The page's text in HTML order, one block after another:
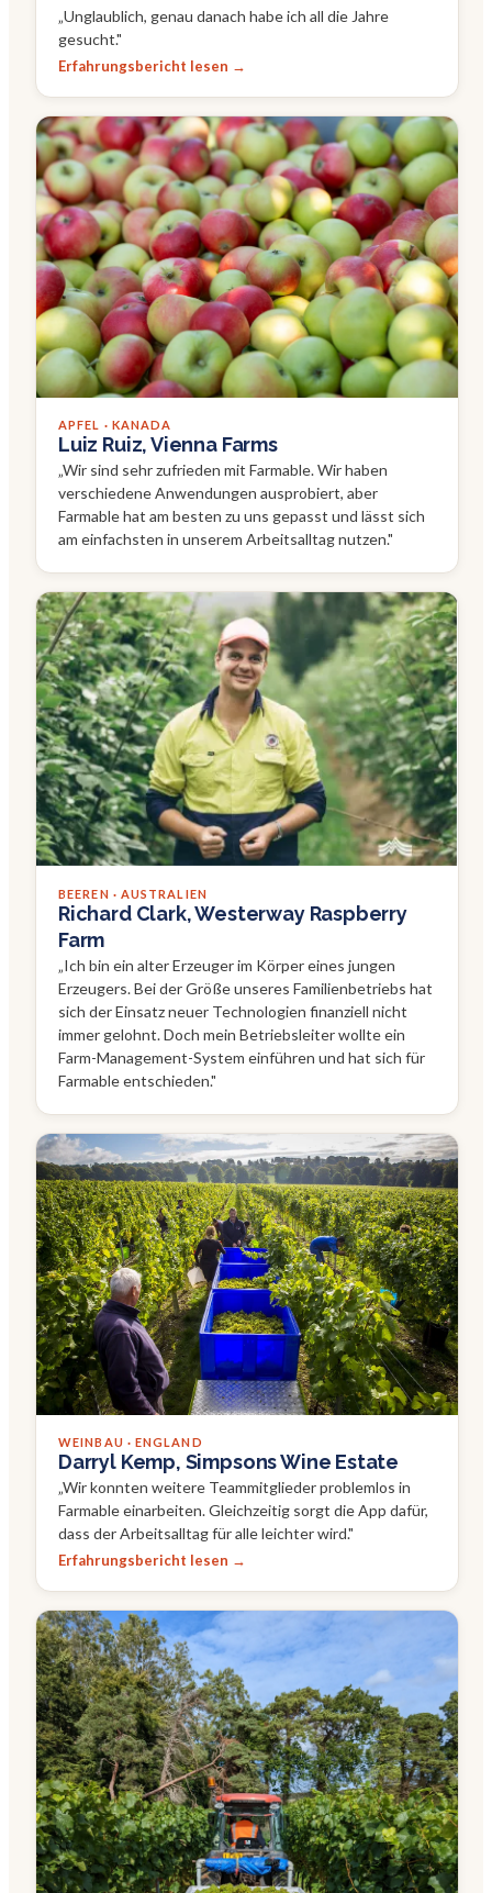
„Unglaublich, genau danach habe ich all die Jahre
gesucht."
Erfahrungsbericht lesen →
APFEL · KANADA
Luiz Ruiz, Vienna Farms
„Wir sind sehr zufrieden mit Farmable. Wir haben
verschiedene Anwendungen ausprobiert, aber
Farmable hat am besten zu uns gepasst und lässt sich
am einfachsten in unserem Arbeitsalltag nutzen."
BEEREN · AUSTRALIEN
Richard Clark, Westerway Raspberry
Farm
„Ich bin ein alter Erzeuger im Körper eines jungen
Erzeugers. Bei der Größe unseres Familienbetriebs hat
sich der Einsatz neuer Technologien finanziell nicht
immer gelohnt. Doch mein Betriebsleiter wollte ein
Farm-Management-System einführen und hat sich für
Farmable entschieden."
WEINBAU · ENGLAND
Darryl Kemp, Simpsons Wine Estate
„Wir konnten weitere Teammitglieder problemlos in
Farmable einarbeiten. Gleichzeitig sorgt die App dafür,
dass der Arbeitsalltag für alle leichter wird."
Erfahrungsbericht lesen →